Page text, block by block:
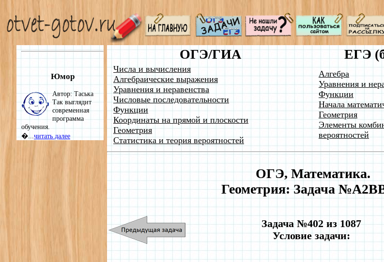
Юмор
Автор: Таська
Так выглядит
современная
программа
обучения.
�...читать далее
ОГЭ/ГИА ЕГЭ
Числа и вычисления
Алгебраические выражения
Уравнения и неравенства
Числовые последовательности
Функции
Координаты на прямой и плоскости
Геометрия
Статистика и теория вероятностей
Алгебра
Уравнения и
Функции
Начала
Геометрия
Элементы
вероятностей
ОГЭ, Математика.
Геометрия: Задача
Задача №402 из 1087
Условие задачи: